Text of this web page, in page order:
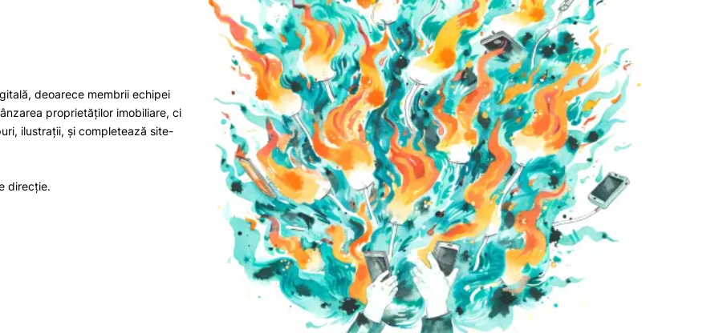
deoarece membrii echipei
proprietăților imobiliare, ci
ilustrații, și completează site-
direcție.